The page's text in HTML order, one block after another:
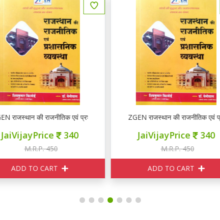
राजस्थान की राजनीतिक एवं प्रशासनिक व्यवस्था
JaiVijayPrice 340
M.R.P. 450
ADD TO CART
Booster Academy भारतीय
JaiVijayPrice 340
M.R.P. 380
ADD TO CART